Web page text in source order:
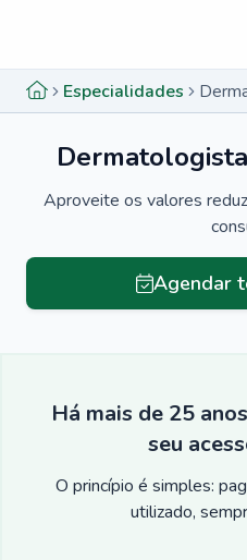
Especialidades
Aproveite os valores
Agendar
Há mais de 25
seu
O princípio é simples:
utilizado,